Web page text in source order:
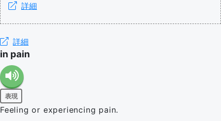
詳細
詳細
in pain
表現
Feeling or experiencing pain.